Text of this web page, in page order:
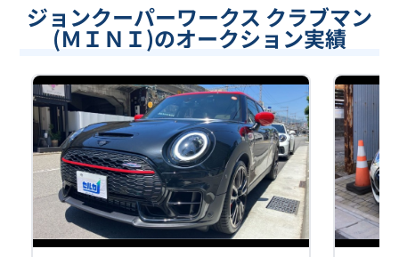
ジョンクーパーワークス クラブマン
(ＭＩＮＩ)のオークション実績